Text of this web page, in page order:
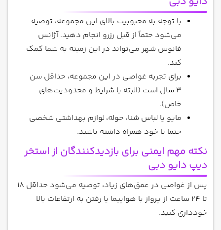
با توجه به محبوبیت بالای این مجموعه، توصیه
می‌شود حتماً از قبل رزرو انجام دهید. آژانس
فانوس شهر می‌تواند در این زمینه به شما کمک
کند.
برای تجربه غواصی در این مجموعه، حداقل سن
3 سال است (البته با شرایط و محدودیت‌های
خاص).
مایو یا لباس شنا، حوله، لوازم بهداشتی شخصی
حتما با خود همراه داشته باشید.
نکته مهم ایمنی برای بازدیدکنندگان از استخر
دیپ دایو دبی
پس از غواصی در عمق‌های زیاد، توصیه می‌شود حداقل 18
تا 24 ساعت از پرواز با هواپیما یا رفتن به ارتفاعات بالا
خودداری کنید.